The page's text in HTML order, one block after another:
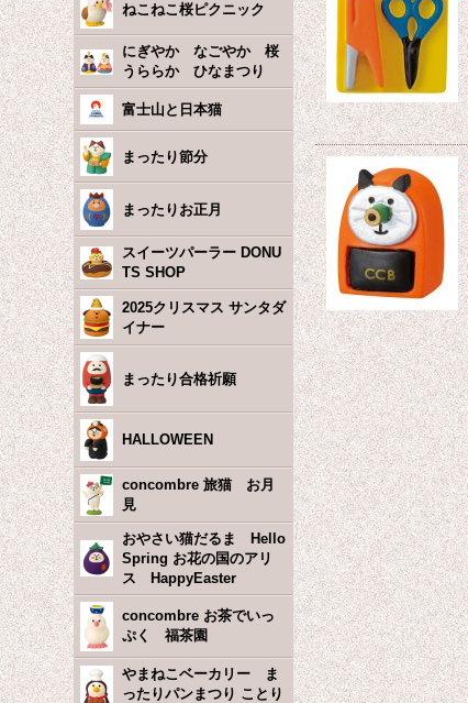
ねこねこ桜ピクニック
にぎやか なごやか 桜
うららか ひなまつり
富士山と日本猫
まったり節分
まったりお正月
スイーツパーラー DONU
TS SHOP
2025クリスマス サンタダ
イナー
まったり合格祈願
HALLOWEEN
concombre 旅猫 お月
見
おやさい猫だるま Hello
Spring お花の国のアリ
ス HappyEaster
concombre お茶でいっ
ぷく 福茶園
やまねこベーカリー ま
ったりパンまつり ことり